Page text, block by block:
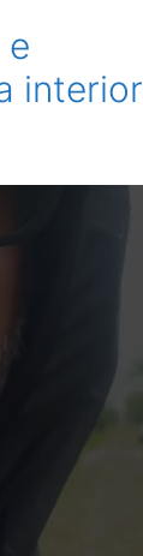
interior